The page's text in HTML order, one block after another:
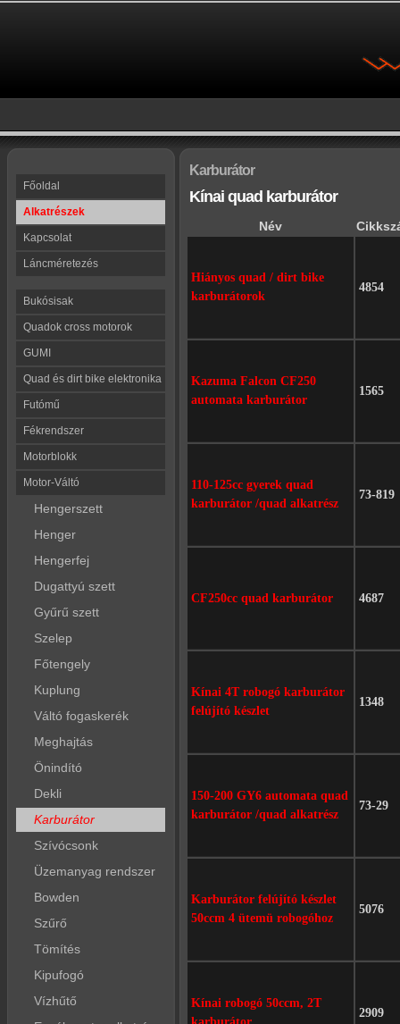
Főoldal
Alkatrészek
Kapcsolat
Láncméretezés
Bukósisak
Quadok cross motorok
GUMI
Quad és dirt bike elektronika
Futómű
Fékrendszer
Motorblokk
Motor-Váltó
Hengerszett
Henger
Hengerfej
Dugattyú szett
Gyűrű szett
Szelep
Főtengely
Kuplung
Váltó fogaskerék
Meghajtás
Önindító
Dekli
Karburátor
Szívócsonk
Üzemanyag rendszer
Bowden
Szűrő
Tömítés
Kipufogó
Vízhűtő
Karburátor
Kínai quad karburátor
Név
Hiányos quad / dirt bike
karburátorok
4854
Kazuma Falcon CF250
automata karburátor
1565
110-125cc gyerek quad
karburátor /quad alkatrész
73-819
CF250cc quad karburátor 4687
Kínai 4T robogó karburátor
felújító készlet
1348
150-200 GY6 automata quad
karburátor /quad alkatrész
73-29
Karburátor felújító készlet
50ccm 4 ütemü robogóhoz
5076
Kínai robogó 50ccm, 2T
2909